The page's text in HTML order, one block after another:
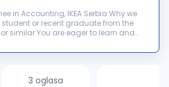
in Accounting, IKEA Serbia Why we
similar You are eager to learn and
3 oglasa